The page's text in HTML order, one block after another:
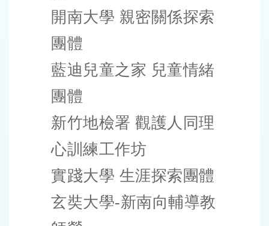
開南大學 親密關係探索
團體
藍迪兒童之家 兒童情緒
團體
新竹地檢署 觀護人同理
心訓練工作坊
實踐大學 生涯探索團體
玄奘大學-新南向輔導教